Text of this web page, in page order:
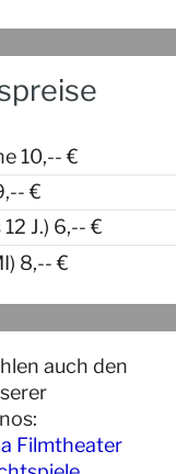
10,-- €
€
J.) 6,-- €
8,-- €
auch den
Filmtheater